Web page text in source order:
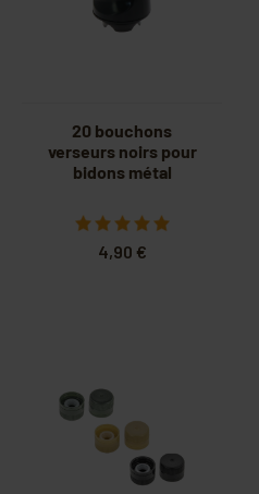
20 bouchons
verseurs noirs pour
bidons métal
4,90 €